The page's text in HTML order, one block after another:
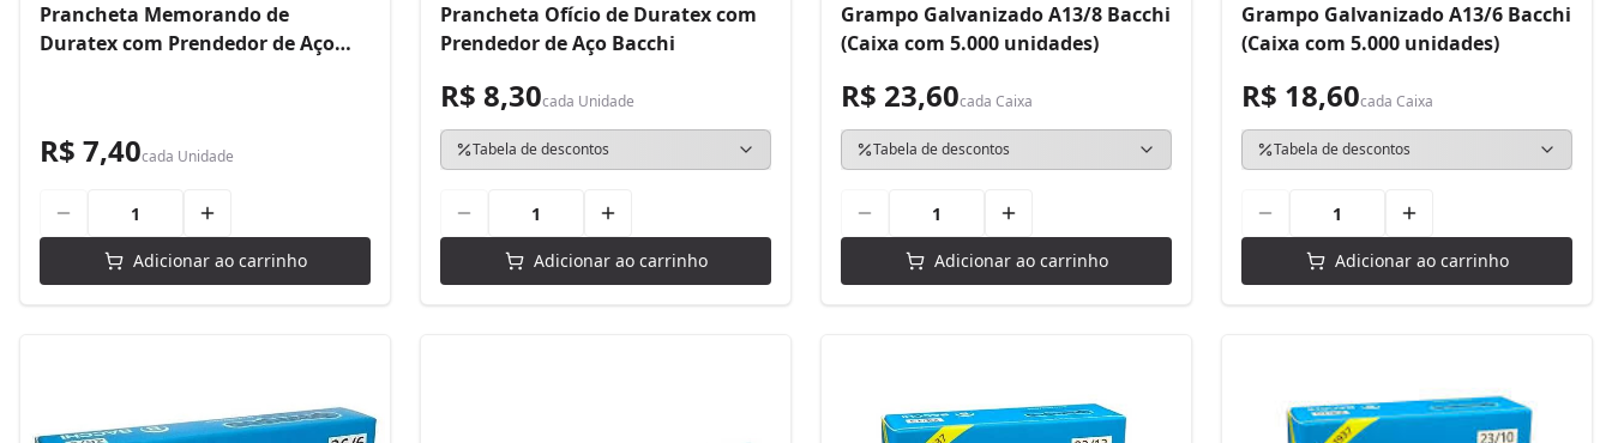
Prancheta Memorando de
Duratex com Prendedor de Aço
R$ 7,40cada Unidade
Adicionar ao carrinho
Prancheta Ofício de Duratex com
Prendedor de Aço Bacchi
R$ 8,30cada Unidade
Tabela de descontos
Adicionar ao carrinho
Grampo Galvanizado A13/8 Bacchi
(Caixa com 5.000 unidades)
R$ 23,60cada Caixa
Tabela de descontos
Adicionar ao carrinho
Grampo Galvanizado A13/6 Bacchi
(Caixa com 5.000 unidades)
R$ 18,60cada Caixa
Tabela de descontos
Adicionar ao carrinho